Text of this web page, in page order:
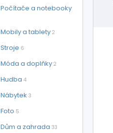
Počítače a notebooky
Mobily a tablety 2
Stroje 6
Móda a doplňky 2
Hudba 4
Nábytek 3
Foto 5
Dům a zahrada 33